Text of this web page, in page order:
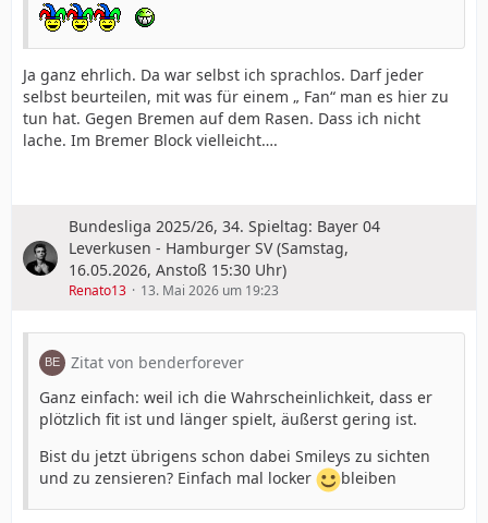
Ja ganz ehrlich. Da war selbst ich sprachlos. Darf jeder
selbst beurteilen, mit was für einem „ Fan“ man es hier zu
tun hat. Gegen Bremen auf dem Rasen. Dass ich nicht
lache. Im Bremer Block vielleicht….
Bundesliga 2025/26, 34. Spieltag: Bayer 04
Leverkusen - Hamburger SV (Samstag,
16.05.2026, Anstoß 15:30 Uhr)
Renato13 13. Mai 2026 um 19:23
Zitat von benderforever
Ganz einfach: weil ich die Wahrscheinlichkeit, dass er
plötzlich fit ist und länger spielt, äußerst gering ist.
Bist du jetzt übrigens schon dabei Smileys zu sichten
und zu zensieren? Einfach mal locker
bleiben